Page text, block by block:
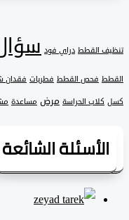
القطط دراي فود سؤال
فحص القطط فطريات فقدان شهية
الحراسة مرض مساعدة مشكلة
الشائعة